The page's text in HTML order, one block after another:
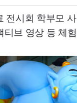
전시회 학부모 사
티브 영상 등 체